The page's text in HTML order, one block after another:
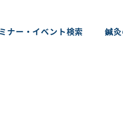
ナー・イベント検索 鍼